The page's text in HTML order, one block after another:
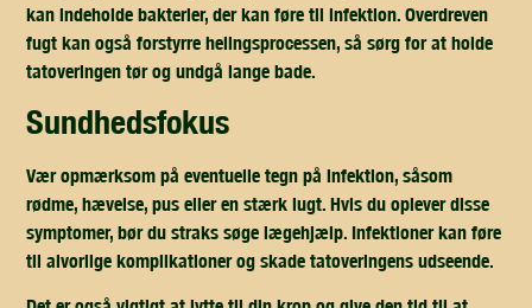
kan indeholde bakterier, der kan føre til infektion. Overdreven
fugt kan også forstyrre helingsprocessen, så sørg for at holde
tatoveringen tør og undgå lange bade.
sundhedsfokus
Vær opmærksom på eventuelle tegn på infektion, såsom
rødme, hævelse, pus eller en stærk lugt. Hvis du oplever disse
symptomer, bør du straks søge lægehjælp. Infektioner kan føre
til alvorlige komplikationer og skade tatoveringens udseende.